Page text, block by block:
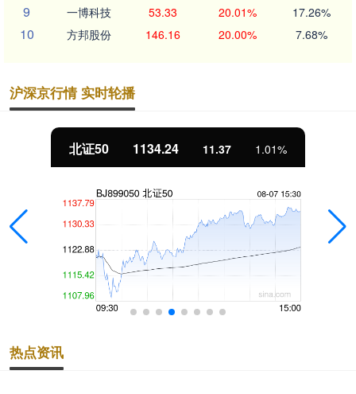
9 一博科技 53.33 20.01% 17.26%
10 方邦股份 146.16 20.00% 7.68%
沪深京行情 实时轮播
北证50 1134.24 11.37 1.01%
热点资讯